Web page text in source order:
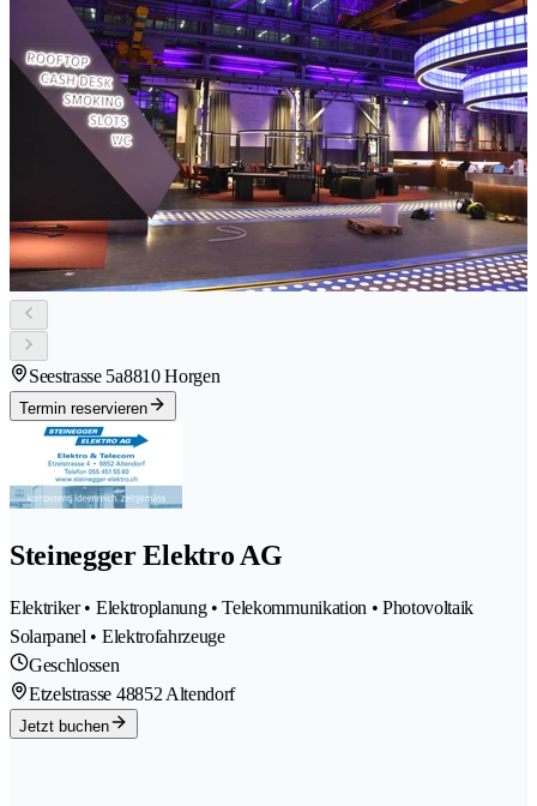
Seestrasse 5a8810 Horgen
Termin reservieren
Steinegger Elektro AG
Elektriker • Elektroplanung • Telekommunikation • Photovoltaik
Solarpanel • Elektrofahrzeuge
Geschlossen
Etzelstrasse 48852 Altendorf
Jetzt buchen